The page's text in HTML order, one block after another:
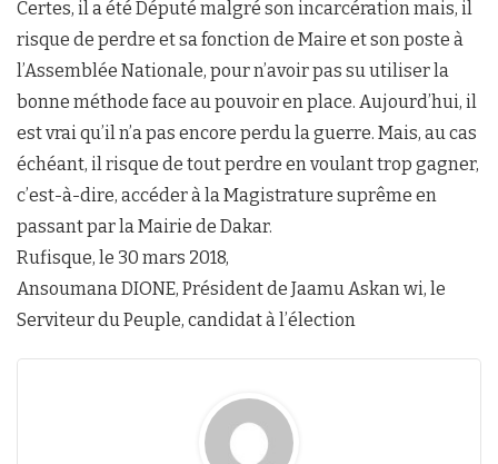
Certes, il a été Député malgré son incarcération mais, il
risque de perdre et sa fonction de Maire et son poste à
l’Assemblée Nationale, pour n’avoir pas su utiliser la
bonne méthode face au pouvoir en place. Aujourd’hui, il
est vrai qu’il n’a pas encore perdu la guerre. Mais, au cas
échéant, il risque de tout perdre en voulant trop gagner,
c’est-à-dire, accéder à la Magistrature suprême en
passant par la Mairie de Dakar.
Rufisque, le 30 mars 2018,
Ansoumana DIONE, Président de Jaamu Askan wi, le
Serviteur du Peuple, candidat à l’élection